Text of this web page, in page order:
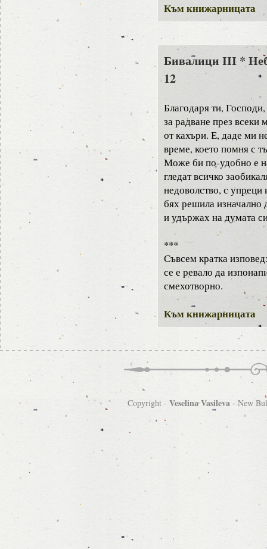
Към книжарницата
Бивалици ІІІ *
12
Благодаря ти,
за радване през всеки
от кахъри. Е, даде ми
време, което помня с
Може би по-удобно е
гледат всичко
недоволство, с упреци
бях решила изначално
и удържах на думата
***
Съвсем кратка
се е ревало да
смехотворно.
Към книжарницата
Copyright - Veselina Vasileva- New